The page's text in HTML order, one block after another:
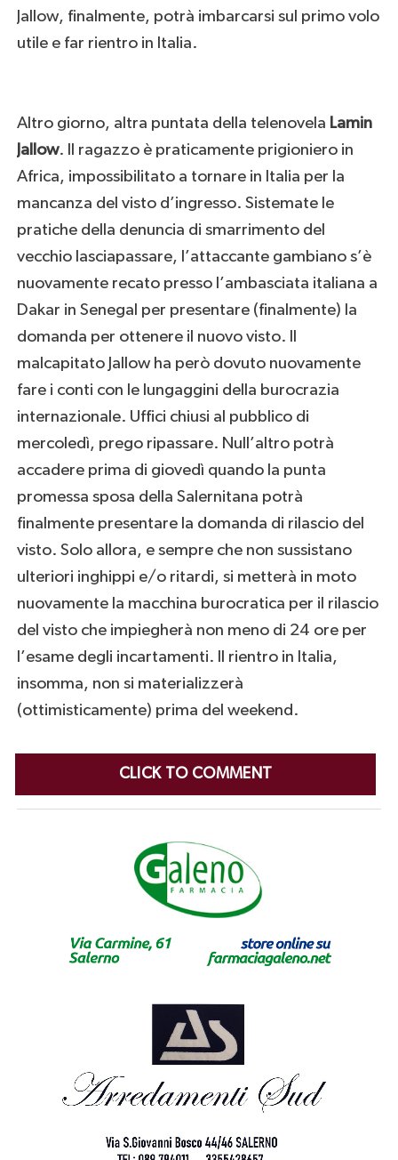
Jallow, finalmente, potrà imbarcarsi sul primo volo
utile e far rientro in Italia.
Altro giorno, altra puntata della telenovela Lamin
Jallow. Il ragazzo è praticamente prigioniero in
Africa, impossibilitato a tornare in Italia per la
mancanza del visto d’ingresso. Sistemate le
pratiche della denuncia di smarrimento del
vecchio lasciapassare, l’attaccante gambiano s’è
nuovamente recato presso l’ambasciata italiana a
Dakar in Senegal per presentare (finalmente) la
domanda per ottenere il nuovo visto. Il
malcapitato Jallow ha però dovuto nuovamente
fare i conti con le lungaggini della burocrazia
internazionale. Uffici chiusi al pubblico di
mercoledì, prego ripassare. Null’altro potrà
accadere prima di giovedì quando la punta
promessa sposa della Salernitana potrà
finalmente presentare la domanda di rilascio del
visto. Solo allora, e sempre che non sussistano
ulteriori inghippi e/o ritardi, si metterà in moto
nuovamente la macchina burocratica per il rilascio
del visto che impiegherà non meno di 24 ore per
l’esame degli incartamenti. Il rientro in Italia,
insomma, non si materializzerà
(ottimisticamente) prima del weekend.
CLICK TO COMMENT